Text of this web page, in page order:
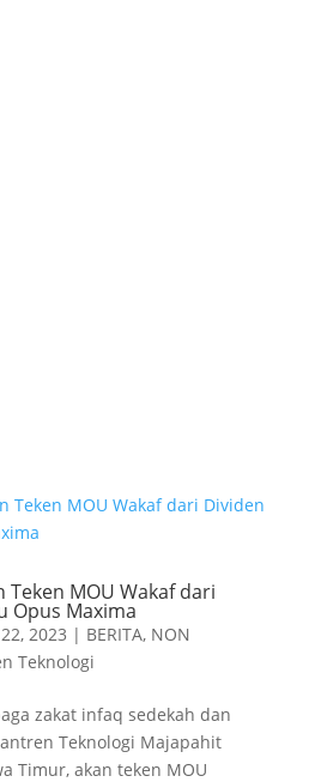
Teken MOU Wakaf dari
Opus Maxima
2023 | BERITA, NON
Teknologi
zakat infaq sedekah dan
Teknologi Majapahit
Timur, akan teken MOU